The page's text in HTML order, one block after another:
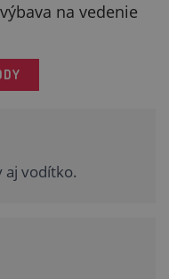
na vedenie
aj vodítko.